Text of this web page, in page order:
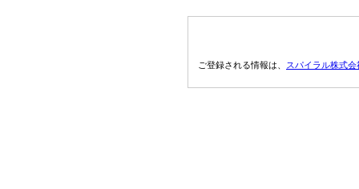
ご登録される情報は、 スパイラル株式会